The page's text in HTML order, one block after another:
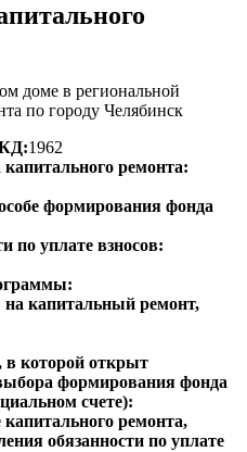
доме в региональной
по городу Челябинск
1962
ремонта:
формирования фонда
по уплате взносов:
на капитальный ремонт,
в которой открыт
формирования фонда
счете):
ремонта,
обязанности по уплате